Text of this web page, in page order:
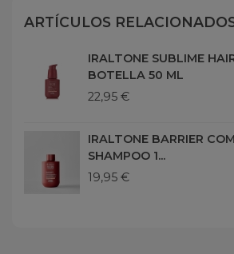
ARTÍCULOS
IRALTONE SUBLIME
BOTELLA 50 ML
22,95 €
IRALTONE BARRIER
SHAMPOO 1...
19,95 €